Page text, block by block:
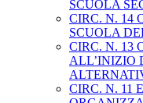
SCUOLA
CIRC. N. 14
SCUOLA
CIRC. N. 13
ALL’INIZIO
CIRC. N. 11